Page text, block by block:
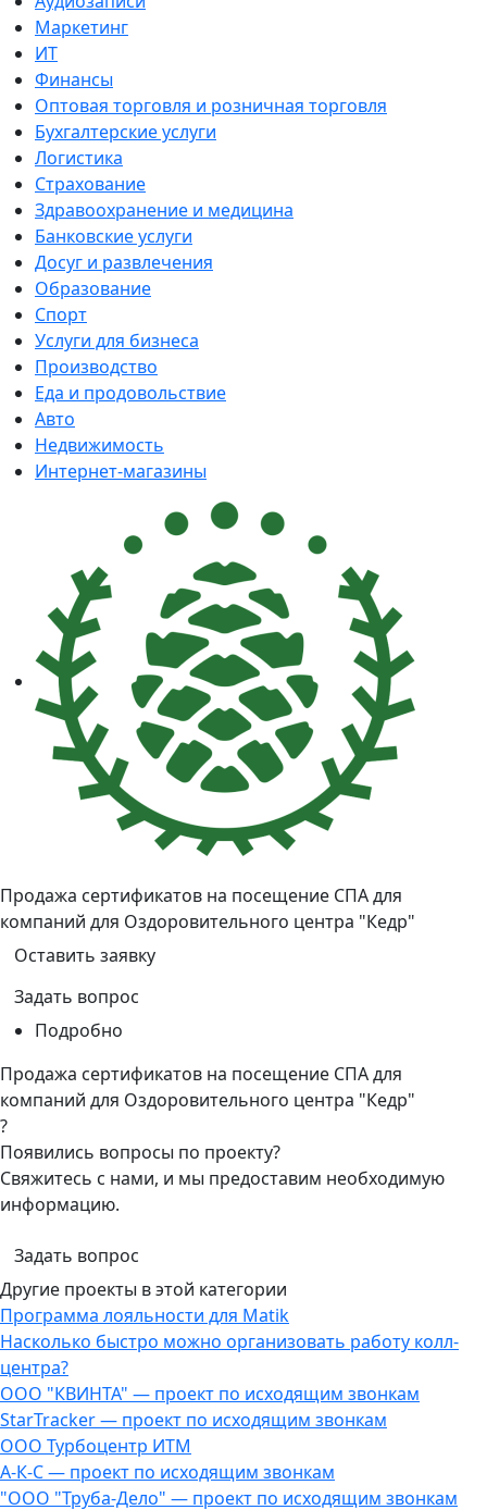
Маркетинг
ИТ
Финансы
Оптовая торговля и розничная торговля
Бухгалтерские услуги
Логистика
Страхование
Здравоохранение и медицина
Банковские услуги
Досуг и развлечения
Образование
Спорт
Услуги для бизнеса
Производство
Еда и продовольствие
Авто
Недвижимость
Интернет-магазины
Продажа сертификатов на посещение СПА для
компаний для Оздоровительного центра "Кедр"
Оставить заявку
Задать вопрос
Подробно
Продажа сертификатов на посещение СПА для
компаний для Оздоровительного центра "Кедр"
?
Появились вопросы по проекту?
Свяжитесь с нами, и мы предоставим необходимую
информацию.
Задать вопрос
Другие проекты в этой категории
Программа лояльности для Matik
Насколько быстро можно организовать работу колл-
центра?
ООО "КВИНТА" — проект по исходящим звонкам
StarTracker — проект по исходящим звонкам
ООО Турбоцентр ИТМ
А-К-С — проект по исходящим звонкам
"ООО "Труба-Дело" — проект по исходящим звонкам